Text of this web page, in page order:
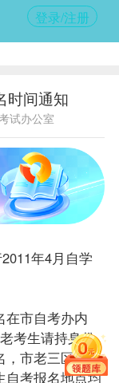
登录/注册
时间通知
试办公室
年4月自学
在市自考办内
考生请持身份
，市老三区续考
自考报名地点均